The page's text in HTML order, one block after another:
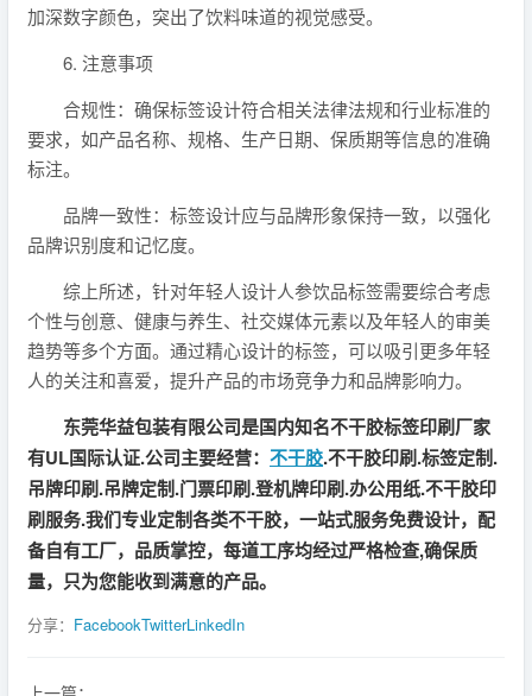
加深数字颜色，突出了饮料味道的视觉感受。
6. 注意事项
合规性：确保标签设计符合相关法律法规和行业标准的
要求，如产品名称、规格、生产日期、保质期等信息的准确
标注。
品牌一致性：标签设计应与品牌形象保持一致，以强化
品牌识别度和记忆度。
综上所述，针对年轻人设计人参饮品标签需要综合考虑
个性与创意、健康与养生、社交媒体元素以及年轻人的审美
趋势等多个方面。通过精心设计的标签，可以吸引更多年轻
人的关注和喜爱，提升产品的市场竞争力和品牌影响力。
东莞华益包装有限公司是国内知名不干胶标签印刷厂家
有UL国际认证.公司主要经营： 不干胶.不干胶印刷.标签定制.
吊牌印刷.吊牌定制.门票印刷.登机牌印刷.办公用纸.不干胶印
刷服务.我们专业定制各类不干胶，一站式服务免费设计，配
备自有工厂，品质掌控，每道工序均经过严格检查,确保质
量，只为您能收到满意的产品。
分享： FacebookTwitterLinkedIn